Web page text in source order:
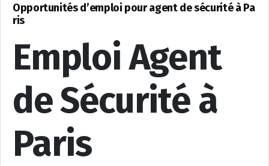
Opportunités d’emploi pour agent de sécurité à Pa
ris
Emploi Agent
de Sécurité à
Paris